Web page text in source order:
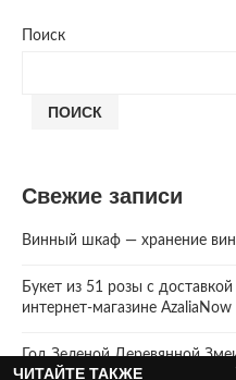
Поиск
ПОИСК
Свежие записи
Винный шкаф — хранение
Букет из 51 розы с
интернет-магазине AzaliaNow
Год Зеленой Деревянной
встречать 2025 Новый год.
ЧИТАЙТЕ ТАКЖЕ